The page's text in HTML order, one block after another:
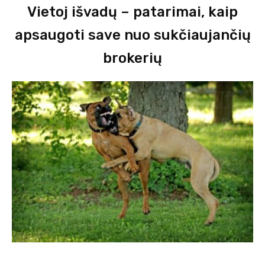
Vietoj išvadų – patarimai, kaip
apsaugoti save nuo sukčiaujančių
brokerių